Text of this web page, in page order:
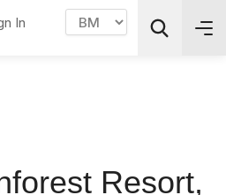
In
Resort,